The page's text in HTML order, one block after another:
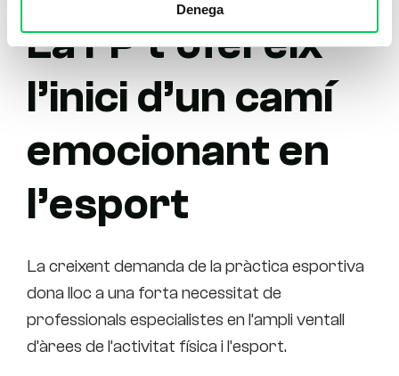
Denega
La FP t’ofereix
l’inici d’un camí
emocionant en
l’esport
La creixent demanda de la pràctica esportiva
dona lloc a una forta necessitat de
professionals especialistes en l’ampli ventall
d’àrees de l’activitat física i l’esport.